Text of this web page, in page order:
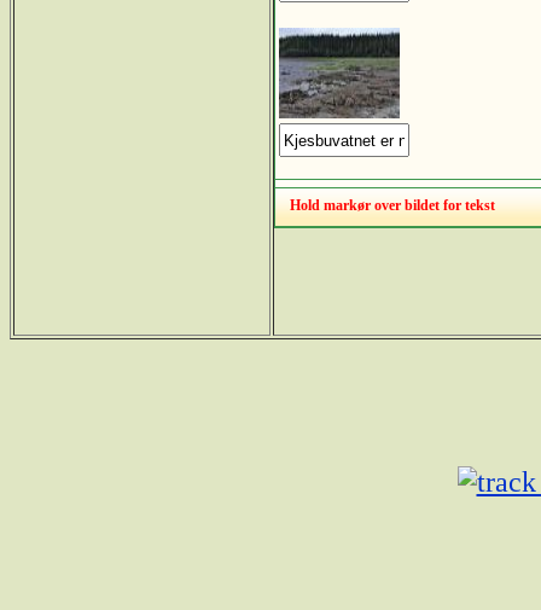
Hold markør over bildet for tekst